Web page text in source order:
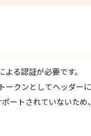
る認証が必要です。
ークンとしてヘッダー
ートされていないため、